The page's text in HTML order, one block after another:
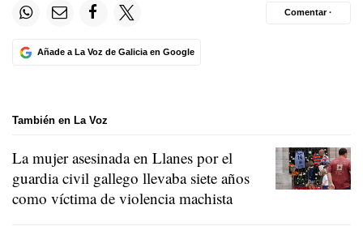
Añade a La Voz de Galicia en Google
Comentar ·
También en La Voz
La mujer asesinada en Llanes por el
guardia civil gallego llevaba siete años
como víctima de violencia machista